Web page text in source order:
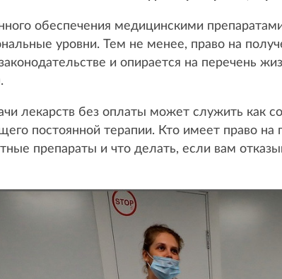
обеспечения медицинскими
уровни. Тем не менее, право на
и опирается на перечень
лекарств без оплаты может служить как
постоянной терапии. Кто имеет право на
препараты и что делать, если вам